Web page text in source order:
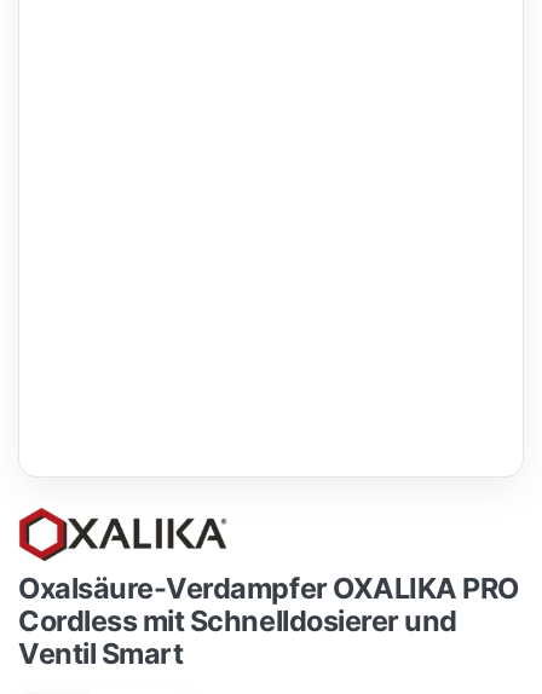
Oxalsäure-Verdampfer OXALIKA PRO
Cordless mit Schnelldosierer und
Ventil Smart